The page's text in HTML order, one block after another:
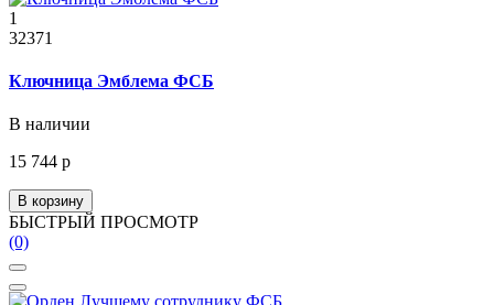
1
32371
Ключница Эмблема ФСБ
В наличии
15 744 р
В корзину
БЫСТРЫЙ ПРОСМОТР
(0)